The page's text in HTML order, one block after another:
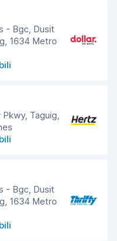
- Bgc, Dusit
1634 Metro
Taguig,
- Bgc, Dusit
1634 Metro